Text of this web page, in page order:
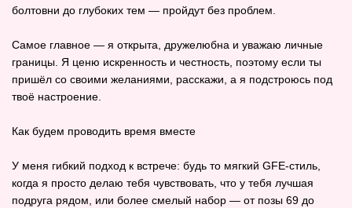
болтовни до глубоких тем — пройдут без проблем.
Самое главное — я открыта, дружелюбна и уважаю личные
границы. Я ценю искренность и честность, поэтому если ты
пришёл со своими желаниями, расскажи, а я подстроюсь под
твоё настроение.
Как будем проводить время вместе
У меня гибкий подход к встрече: будь то мягкий GFE‑стиль,
когда я просто делаю тебя чувствовать, что у тебя лучшая
подруга рядом, или более смелый набор — от позы 69 до